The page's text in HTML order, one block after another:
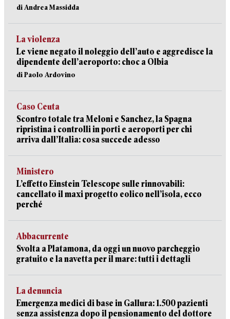
di Andrea Massidda
La violenza
Le viene negato il noleggio dell’auto e aggredisce la
dipendente dell’aeroporto: choc a Olbia
di Paolo Ardovino
Caso Ceuta
Scontro totale tra Meloni e Sanchez, la Spagna
ripristina i controlli in porti e aeroporti per chi
arriva dall’Italia: cosa succede adesso
Ministero
L’effetto Einstein Telescope sulle rinnovabili:
cancellato il maxi progetto eolico nell’isola, ecco
perché
Abbacurrente
Svolta a Platamona, da oggi un nuovo parcheggio
gratuito e la navetta per il mare: tutti i dettagli
La denuncia
Emergenza medici di base in Gallura: 1.500 pazienti
senza assistenza dopo il pensionamento del dottore